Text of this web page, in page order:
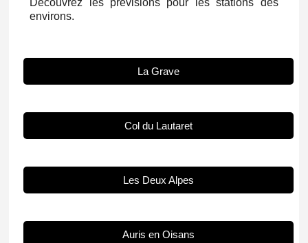
Découvrez les prévisions pour les stations des
environs.
La Grave
Col du Lautaret
Les Deux Alpes
Auris en Oisans